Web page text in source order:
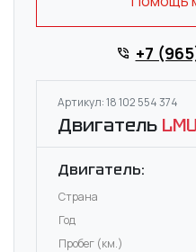
+7
Артикул: 18 102 554 374
Двигатель LMU
Двигатель:
Страна
Год
Пробег (км.)